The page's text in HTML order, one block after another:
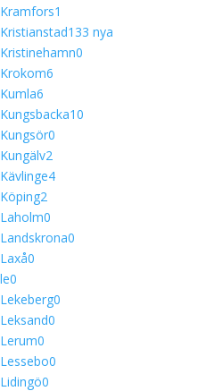
Kramfors1
Kristianstad133 nya
Kristinehamn0
Krokom6
Kumla6
Kungsbacka10
Kungsör0
Kungälv2
Kävlinge4
Köping2
Laholm0
Landskrona0
Laxå0
le0
Lekeberg0
Leksand0
Lerum0
Lessebo0
Lidingö0